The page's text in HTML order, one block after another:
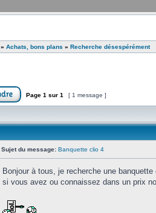
» Achats, bons plans » Recherche désespérément
Page 1 sur 1 [ 1 message ]
Sujet du message: Banquette clio 4
Bonjour à tous, je recherche une
si vous avez ou connaissez dans un prix